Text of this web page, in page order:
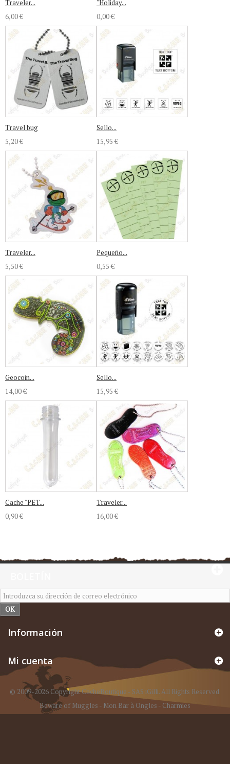
Traveler...
6,00 €
"Holiday...
0,00 €
Travel bug
5,20 €
Sello...
15,95 €
Traveler...
5,50 €
Pequeño...
0,55 €
Geocoin...
14,00 €
Sello...
15,95 €
Cache "PET...
0,90 €
Traveler...
16,00 €
OK
Información
Mi cuenta
© 2009-2026 Copyright CacheBoutique - SAS iGilli. All Rights Reserved.
Beware of Muggles - Mon Bar à Ongles - Charmies